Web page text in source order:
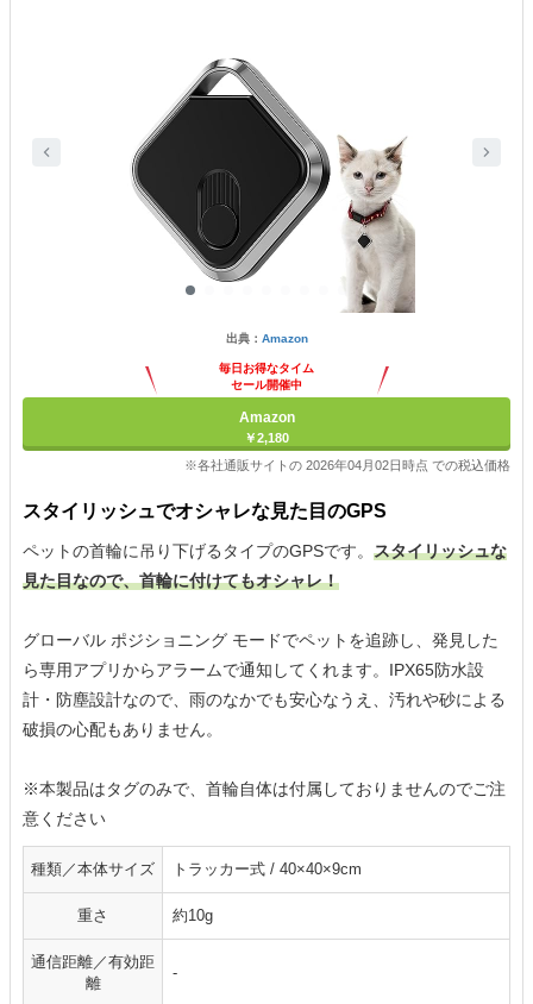
出典： Amazon
毎日お得なタイム
セール開催中
Amazon
￥2,180
※各社通販サイトの 2026年04月02日時点 での税込価格
スタイリッシュでオシャレな見た目のGPS
ペットの首輪に吊り下げるタイプのGPSです。 スタイリッシュな
見た目なので、首輪に付けてもオシャレ！
グローバル ポジショニング モードでペットを追跡し、発見した
ら専用アプリからアラームで通知してくれます。IPX65防水設
計・防塵設計なので、雨のなかでも安心なうえ、汚れや砂による
破損の心配もありません。
※本製品はタグのみで、首輪自体は付属しておりませんのでご注
意ください
種類／本体サイズ トラッカー式 / 40×40×9cm
重さ 約10g
通信距離／有効距
離
-